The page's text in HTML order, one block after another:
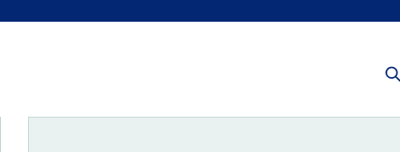
Deutsch
Era II:
1948